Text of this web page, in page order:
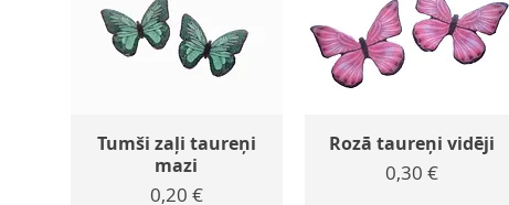
Tumši zaļi taureņi
mazi
Cena
0,20 €
Rozā taureņi vidēji
Cena
0,30 €